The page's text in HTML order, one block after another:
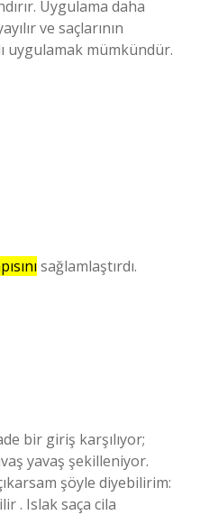
Uygulama daha
ve saçlarının
uygulamak mümkündür.
sağlamlaştırdı.
bir giriş karşılıyor;
yavaş şekilleniyor.
şöyle diyebilirim:
. Islak saça cila